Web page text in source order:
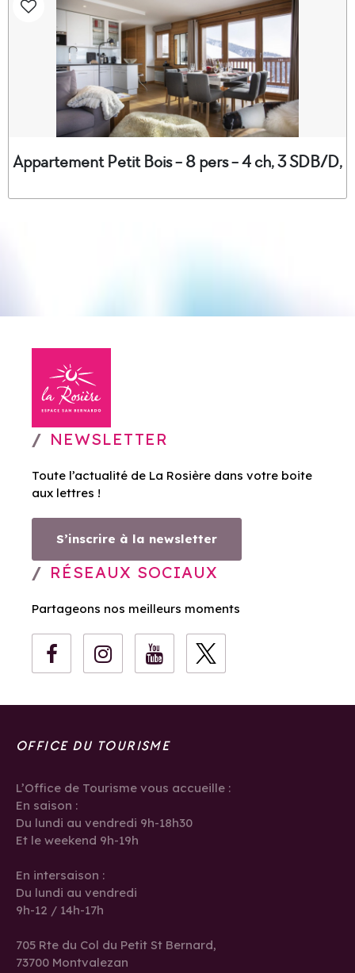
Appartement Petit Bois - 8 pers - 4 ch, 3 SDB/D,
NEWSLETTER
Toute l’actualité de La Rosière dans votre boite
aux lettres !
S’inscrire à la newsletter
RÉSEAUX SOCIAUX
Partageons nos meilleurs moments
OFFICE DU TOURISME
L’Office de Tourisme vous accueille :
En saison :
Du lundi au vendredi 9h-18h30
Et le weekend 9h-19h
En intersaison :
Du lundi au vendredi
9h-12 / 14h-17h
705 Rte du Col du Petit St Bernard,
73700 Montvalezan